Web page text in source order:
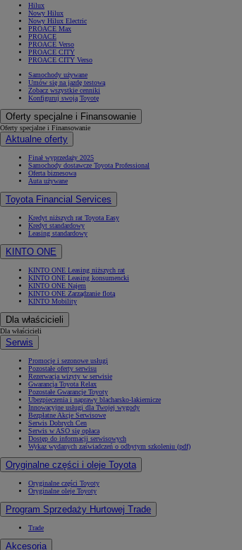
Od81 900 zł
Yaris Cross
HYBRID
Hilux
Nowy Hilux
Nowy Hilux Electric
PROACE Max
PROACE
PROACE Verso
PROACE CITY
PROACE CITY Verso
Samochody używane
Umów się na jazdę testową
Zobacz wszystkie cenniki
Konfiguruj swoją Toyotę
Oferty specjalne i Finansowanie
Oferty specjalne i Finansowanie
Aktualne oferty
Finał wyprzedaży 2025
Samochody dostawcze Toyota Professional
Oferta biznesowa
Auta używane
Toyota Financial Services
Kredyt niższych rat Toyota Easy
Kredyt standardowy
Leasing standardowy
KINTO ONE
KINTO ONE Leasing niższych rat
KINTO ONE Leasing konsumencki
KINTO ONE Najem
KINTO ONE Zarządzanie flotą
KINTO Mobility
Dla właścicieli
Dla właścicieli
Serwis
Promocje i sezonowe usługi
Pozostałe oferty serwisu
Rezerwacja wizyty w serwisie
Gwarancja Toyota Relax
Pozostałe Gwarancje Toyoty
Ubezpieczenia i naprawy blacharsko-lakiernicze
Innowacyjne usługi dla Twojej wygody
Bezpłatne Akcje Serwisowe
Serwis Dobrych Cen
Serwis w ASO się opłaca
Dostęp do informacji serwisowych
Wykaz wydanych zaświadczeń o odbytym szkoleniu (pdf)
Oryginalne części i oleje Toyota
Oryginalne części Toyoty
Oryginalne oleje Toyoty
Program Sprzedaży Hurtowej Trade
Trade
Akcesoria